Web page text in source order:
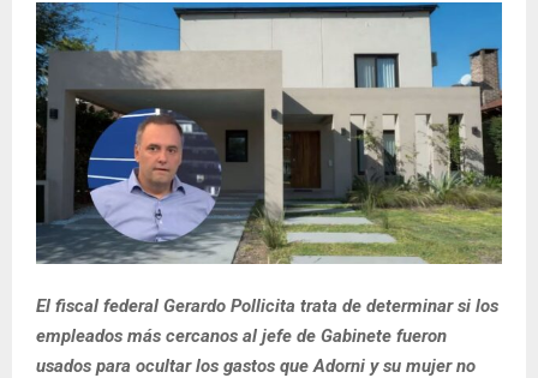
El fiscal federal Gerardo Pollicita trata de determinar si los
empleados más cercanos al jefe de Gabinete fueron
usados para ocultar los gastos que Adorni y su mujer no